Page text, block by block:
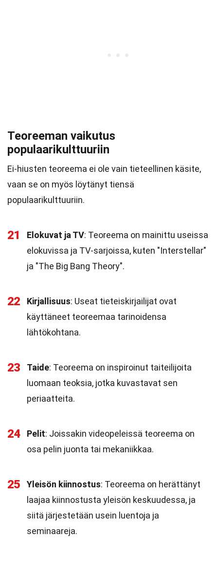
Teoreeman vaikutus
populaarikulttuuriin
Ei-hiusten teoreema ei ole vain tieteellinen käsite,
vaan se on myös löytänyt tiensä
populaarikulttuuriin.
21 Elokuvat ja TV: Teoreema on mainittu useissa
elokuvissa ja TV-sarjoissa, kuten "Interstellar"
ja "The Big Bang Theory".
22 Kirjallisuus: Useat tieteiskirjailijat ovat
käyttäneet teoreemaa tarinoidensa
lähtökohtana.
23 Taide: Teoreema on inspiroinut taiteilijoita
luomaan teoksia, jotka kuvastavat sen
periaatteita.
24 Pelit: Joissakin videopeleissä teoreema on
osa pelin juonta tai mekaniikkaa.
25 Yleisön kiinnostus: Teoreema on herättänyt
laajaa kiinnostusta yleisön keskuudessa, ja
siitä järjestetään usein luentoja ja
seminaareja.